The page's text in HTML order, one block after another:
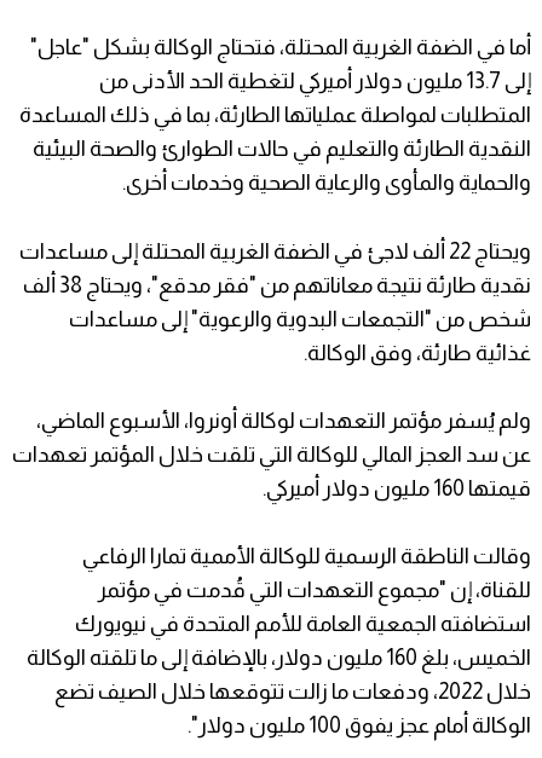
أما في الضفة الغربية المحتلة، فتحتاج الوكالة بشكل "عاجل"
إلى 13.7 مليون دولار أميركي لتغطية الحد الأدنى من
المتطلبات لمواصلة عملياتها الطارئة، بما في ذلك المساعدة
النقدية الطارئة والتعليم في حالات الطوارئ والصحة البيئية
والحماية والمأوى والرعاية الصحية وخدمات أخرى.
ويحتاج 22 ألف لاجئ في الضفة الغربية المحتلة إلى مساعدات
نقدية طارئة نتيجة معاناتهم من "فقر مدقع"، ويحتاج 38 ألف
شخص من "التجمعات البدوية والرعوية" إلى مساعدات
غذائية طارئة، وفق الوكالة.
ولم يُسفر مؤتمر التعهدات لوكالة أونروا، الأسبوع الماضي،
عن سد العجز المالي للوكالة التي تلقت خلال المؤتمر تعهدات
قيمتها 160 مليون دولار أميركي.
وقالت الناطقة الرسمية للوكالة الأممية تمارا الرفاعي
للقناة، إن "مجموع التعهدات التي قُدمت في مؤتمر
استضافته الجمعية العامة للأمم المتحدة في نيويورك
الخميس، بلغ 160 مليون دولار، بالإضافة إلى ما تلقته الوكالة
خلال 2022، ودفعات ما زالت تتوقعها خلال الصيف تضع
الوكالة أمام عجز يفوق 100 مليون دولار".